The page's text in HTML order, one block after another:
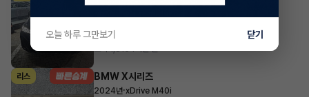
2024년·xDrive40i M Sport Package
지원금
조회 1,8154시간 전
리스 BMW X시리즈
2024년·xDrive M40i
오늘 하루 그만보기 닫기